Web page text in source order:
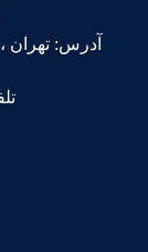
آدرس: تهران